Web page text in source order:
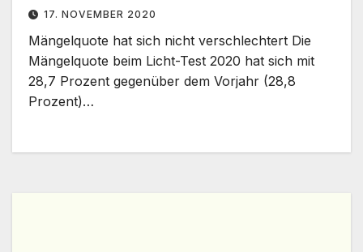
17. NOVEMBER 2020
Mängelquote hat sich nicht verschlechtert Die
Mängelquote beim Licht-Test 2020 hat sich mit
28,7 Prozent gegenüber dem Vorjahr (28,8
Prozent)…